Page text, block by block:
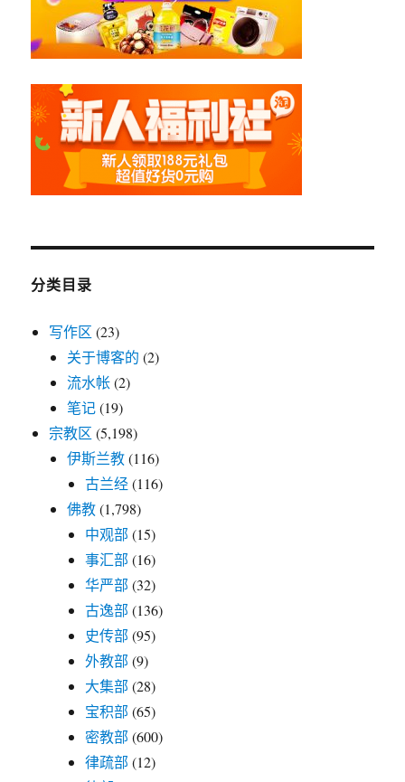
分类目录
写作区 (23)
关于博客的 (2)
流水帐(2)
笔记(19)
宗教区 (5,198)
伊斯兰教(116)
古兰经(116)
佛教(1,798)
中观部 (15)
事汇部 (16)
华严部 (32)
古逸部 (136)
史传部 (95)
外教部 (9)
大集部 (28)
宝积部 (65)
密教部 (600)
律疏部 (12)